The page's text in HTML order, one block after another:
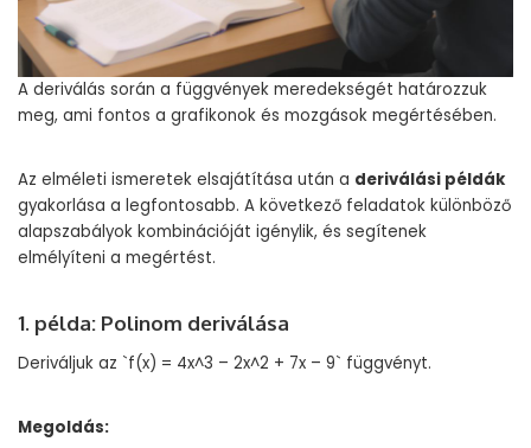
A deriválás során a függvények meredekségét határozzuk
meg, ami fontos a grafikonok és mozgások megértésében.
Az elméleti ismeretek elsajátítása után a deriválási példák
gyakorlása a legfontosabb. A következő feladatok különböző
alapszabályok kombinációját igénylik, és segítenek
elmélyíteni a megértést.
1. példa: Polinom deriválása
Deriváljuk az `f(x) = 4x^3 – 2x^2 + 7x – 9` függvényt.
Megoldás: